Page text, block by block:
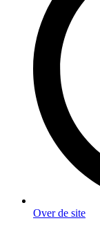
Over de site